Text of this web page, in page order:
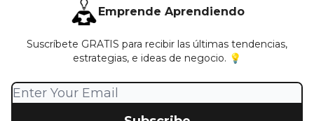
Emprende Aprendiendo
Suscríbete GRATIS para recibir las últimas tendencias,
estrategias, e ideas de negocio. 💡